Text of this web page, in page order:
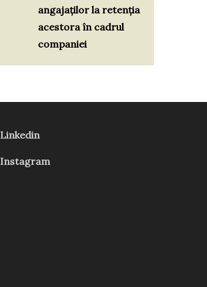
angajaților la retenția
acestora în cadrul
companiei
Linkedin
Instagram